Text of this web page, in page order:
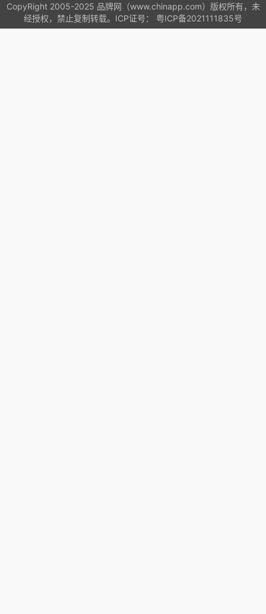
CopyRight 2005-2025 品牌网（www.chinapp.com）版权所有，未
经授权，禁止复制转载。ICP证号： 粤ICP备2021111835号